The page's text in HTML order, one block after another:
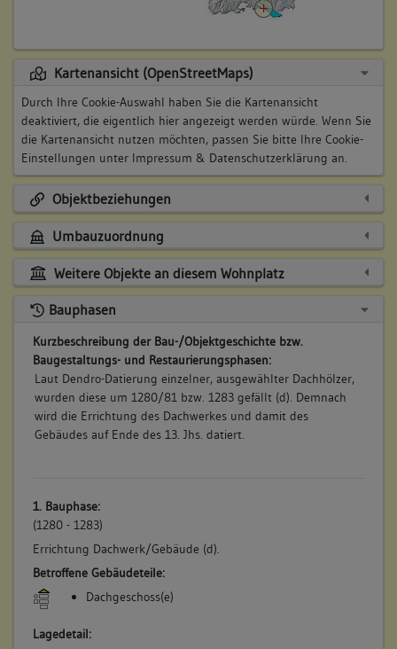
Kartenansicht (OpenStreetMaps)
Durch Ihre Cookie-Auswahl haben Sie die Kartenansicht
deaktiviert, die eigentlich hier angezeigt werden würde. Wenn Sie
die Kartenansicht nutzen möchten, passen Sie bitte Ihre Cookie-
Einstellungen unter Impressum & Datenschutzerklärung an.
Objektbeziehungen
Umbauzuordnung
Weitere Objekte an diesem Wohnplatz
Bauphasen
Kurzbeschreibung der Bau-/Objektgeschichte bzw.
Baugestaltungs- und Restaurierungsphasen:
Laut Dendro-Datierung einzelner, ausgewählter Dachhölzer,
wurden diese um 1280/81 bzw. 1283 gefällt (d). Demnach
wird die Errichtung des Dachwerkes und damit des
Gebäudes auf Ende des 13. Jhs. datiert.
1. Bauphase:
(1280 - 1283)
Errichtung Dachwerk/Gebäude (d).
Betroffene Gebäudeteile:
Dachgeschoss(e)
Lagedetail: